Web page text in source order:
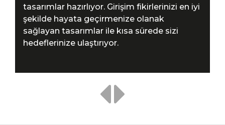
tasarımlar hazırlıyor. Girişim fikirlerinizi en iyi
şekilde hayata geçirmenize olanak
sağlayan tasarımlar ile kısa sürede sizi
hedeflerinize ulaştırıyor.